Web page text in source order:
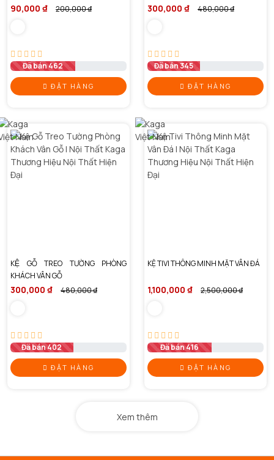
90,000 ₫ 200,000 ₫
Đã bán 462
ĐẶT HÀNG
300,000 ₫ 480,000 ₫
Đã bán 345
ĐẶT HÀNG
KỆ GỖ TREO TƯỜNG PHÒNG
KHÁCH VÂN GỖ
300,000 ₫ 480,000 ₫
Đã bán 402
ĐẶT HÀNG
KỆ TIVI THÔNG MINH MẶT VÂN ĐÁ
1,100,000 ₫ 2,500,000 ₫
Đã bán 416
ĐẶT HÀNG
Xem thêm